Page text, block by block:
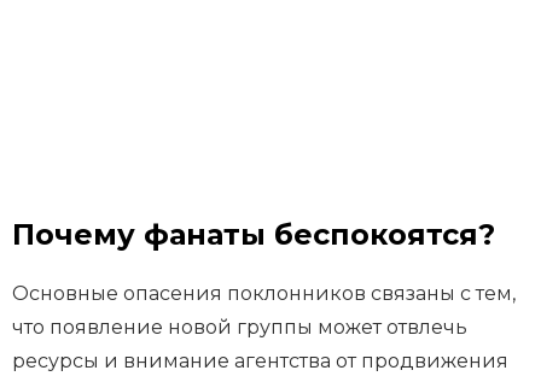
Почему фанаты беспокоятся?
Основные опасения поклонников связаны с тем,
что появление новой группы может отвлечь
ресурсы и внимание агентства от продвижения